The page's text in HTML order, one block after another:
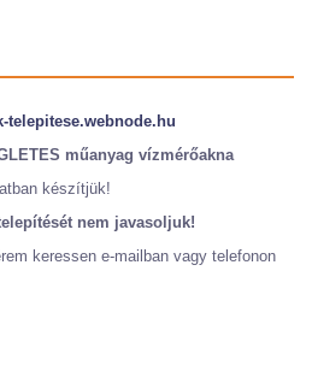
telepitese.webnode.hu
műanyag vízmérőakna
készítjük!
nem javasoljuk!
keressen e-mailban vagy telefonon